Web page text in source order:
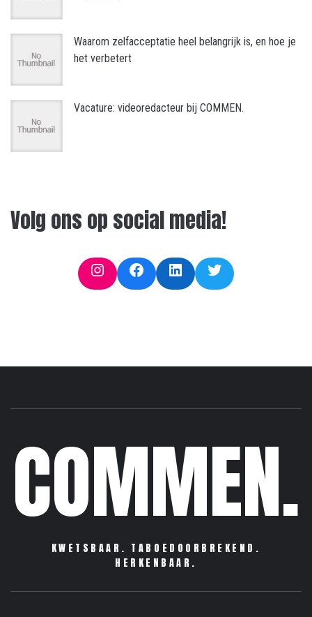
Waarom zelfacceptatie heel belangrijk is, en hoe je
het verbetert
Vacature: videoredacteur bij COMMEN.
Volg ons op social media!
InstagramFacebookLinkedInTwitter
COMMEN.
KWETSBAAR. TABOEDOORBREKEND.
HERKENBAAR.